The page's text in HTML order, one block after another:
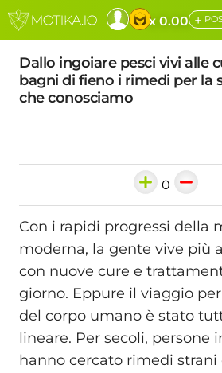
x 0.00 +
Dallo ingoiare pesci vivi alle
bagni di fieno i rimedi per la
che conosciamo
0
Con i rapidi progressi della
moderna, la gente vive più
con nuove cure e
giorno. Eppure il viaggio
del corpo umano è stato
lineare. Per secoli, persone
hanno cercato rimedi strani